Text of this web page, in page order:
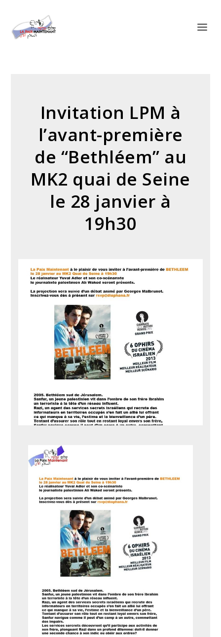
Invitation LPM à
l’avant-première
de “Bethléem” au
MK2 quai de Seine
le 28 janvier à
19h30